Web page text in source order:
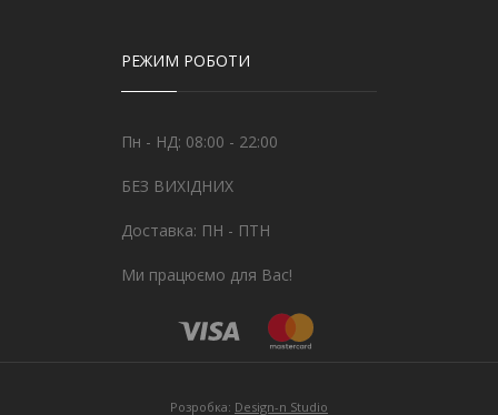
РЕЖИМ РОБОТИ
Пн - НД: 08:00 - 22:00
БЕЗ ВИХІДНИХ
Доставка: ПН - ПТН
Ми працюємо для Вас!
Розробка: Design-n Studio